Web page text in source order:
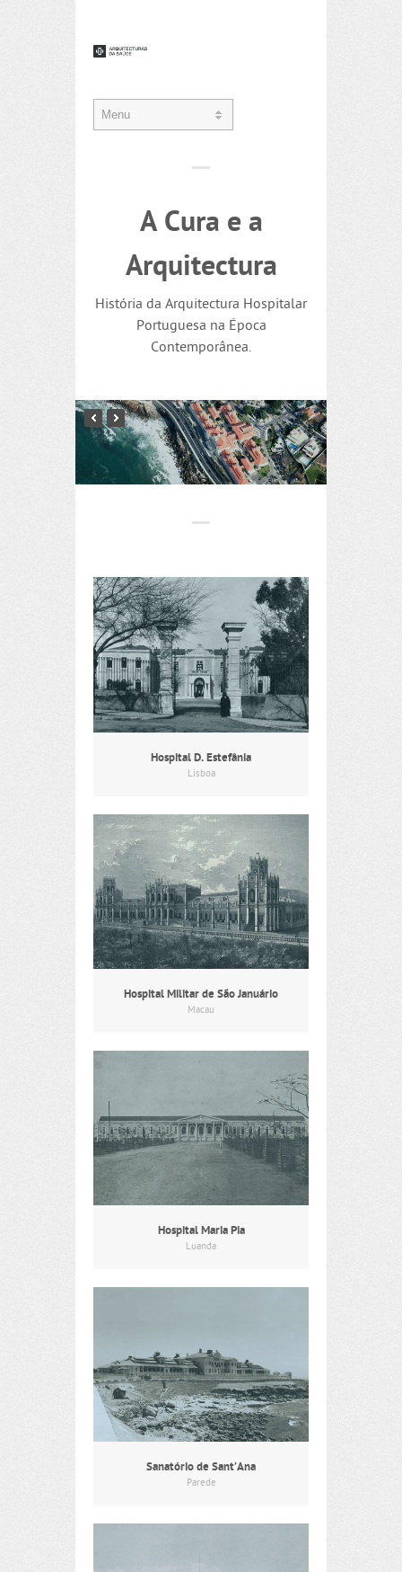
A Cura e a
Arquitectura
História da Arquitectura Hospitalar
Portuguesa na Época
Contemporânea.
Hospital D. Estefânia
Lisboa
Hospital Militar de São Januário
Macau
Hospital Maria Pia
Luanda
Sanatório de Sant’Ana
Parede